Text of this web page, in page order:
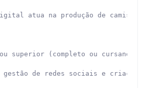
atua na produção de
superior (completo ou
gestão de redes sociais e